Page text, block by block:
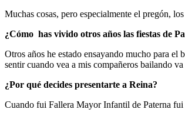
Muchas cosas, pero especialmente el pregón,
¿Cómo has vivido otros años las fiestas de
Otros años he estado ensayando mucho para
sentir cuando vea a mis compañeros bailando
¿Por qué decides presentarte a Reina?
Cuando fui Fallera Mayor Infantil de Paterna fui